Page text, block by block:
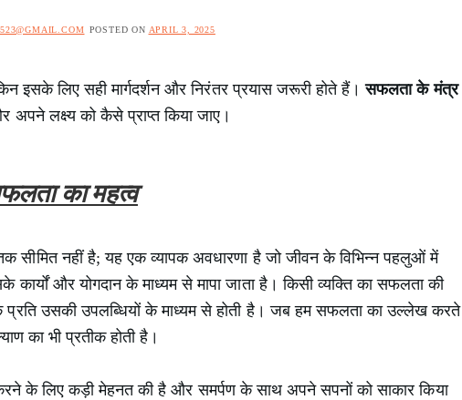
POSTED ON APRIL 3, 2025
इसके लिए सही मार्गदर्शन और निरंतर प्रयास जरूरी होते हैं।सफलता के मंत्र
अपने लक्ष्य को कैसे प्राप्त किया जाए।
का महत्व
सीमित नहीं है; यह एक व्यापक अवधारणा है जो जीवन के विभिन्न पहलुओं में
और योगदान के माध्यम से मापा जाता है। किसी व्यक्ति का सफलता की
प्रति उसकी उपलब्धियों के माध्यम से होती है। जब हम सफलता का उल्लेख करते
का भी प्रतीक होती है।
के लिए कड़ी मेहनत की है और समर्पण के साथ अपने सपनों को साकार किया